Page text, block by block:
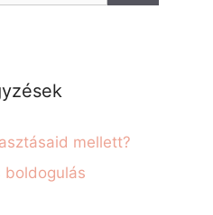
mellett?
boldogulás